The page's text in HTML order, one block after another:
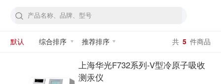
默认 综合排序 推荐排序 共 5 件商品
上海华光F732系列-V型冷原子吸收
测汞仪